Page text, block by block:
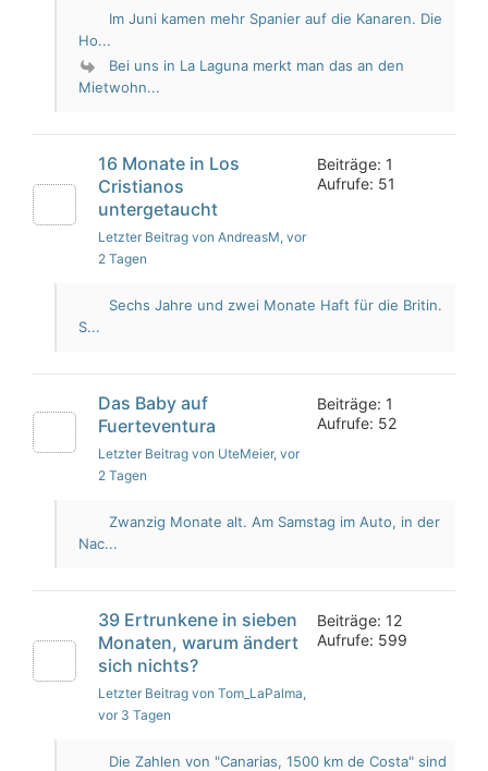
Im Juni kamen mehr Spanier auf die Kanaren. Die
Ho...
Bei uns in La Laguna merkt man das an den
Mietwohn...
16 Monate in Los
Cristianos
untergetaucht
Letzter Beitrag von AndreasM, vor
2 Tagen
Beiträge: 1
Aufrufe: 51
Sechs Jahre und zwei Monate Haft für die Britin.
S...
Das Baby auf
Fuerteventura
Letzter Beitrag von UteMeier, vor
2 Tagen
Beiträge: 1
Aufrufe: 52
Zwanzig Monate alt. Am Samstag im Auto, in der
Nac...
39 Ertrunkene in sieben
Monaten, warum ändert
sich nichts?
Letzter Beitrag von Tom_LaPalma,
vor 3 Tagen
Beiträge: 12
Aufrufe: 599
Die Zahlen von "Canarias, 1500 km de Costa" sind